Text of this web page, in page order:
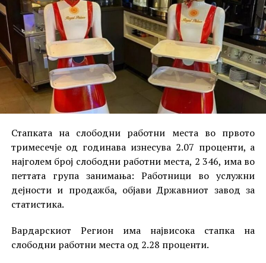
Стапката на слободни работни места во првото
тримесечје од годинава изнесува 2.07 проценти, а
најголем број слободни работни места, 2 346, има во
петтата група занимања: Работници во услужни
дејности и продажба, објави Државниот завод за
статистика.
Вардарскиот Регион има највисока стапка на
слободни работни места од 2.28 проценти.